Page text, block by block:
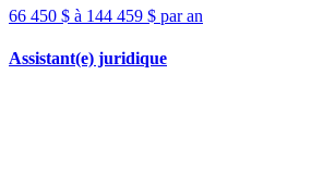
66 450 $ à 144 459 $ par an
Assistant(e) juridique